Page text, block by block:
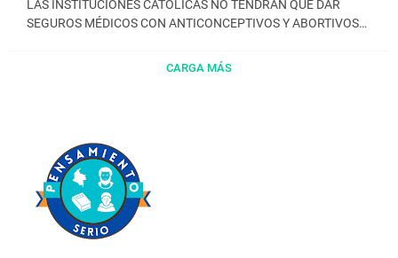
LAS INSTITUCIONES CATÓLICAS NO TENDRÁN QUE DAR
SEGUROS MÉDICOS CON ANTICONCEPTIVOS Y ABORTIVOS
CARGA MÁS